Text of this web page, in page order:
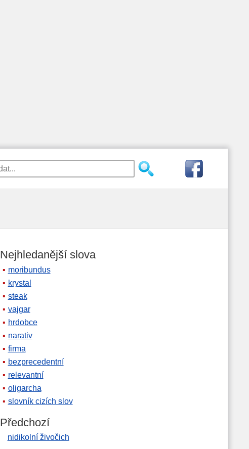
Nejhledanější slova
moribundus
krystal
steak
vajgar
hrdobce
narativ
firma
bezprecedentní
relevantní
oligarcha
slovník cizích slov
Předchozí
nidikolní živočich